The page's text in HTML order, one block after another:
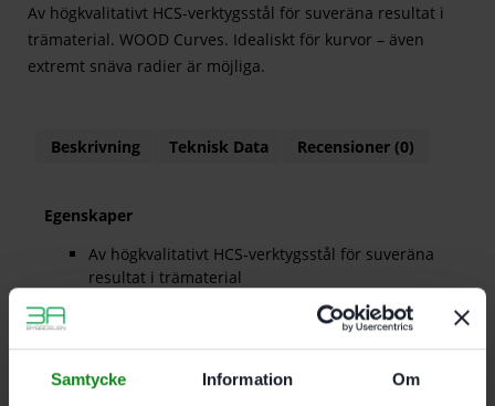
Samtycke Information Om
Av högkvalitativt HCS-verktygsstål för suveräna resultat i
trämaterial. WOOD Curves. Idealiskt för kurvor – även
extremt snäva radier är möjliga.
Beskrivning Teknisk Data Recensioner (0)
Egenskaper
Av högkvalitativt HCS-verktygsstål för suveräna
resultat i trämaterial
WOOD Curves. Idealiskt för kurvor – även
extremt snäva radier är möjliga
För PS 300. PSB 300. PS 400. PSC 400. PSBC 400.
PSB 400. PS 420. PSB 420. PSC 420. PSBC 420
Skränkta tänder för snabba snitt.